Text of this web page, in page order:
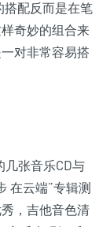
搭配反而是在笔
奇妙的组合来
对非常容易搭
几张音乐CD与
在云端”专辑测
，吉他音色清